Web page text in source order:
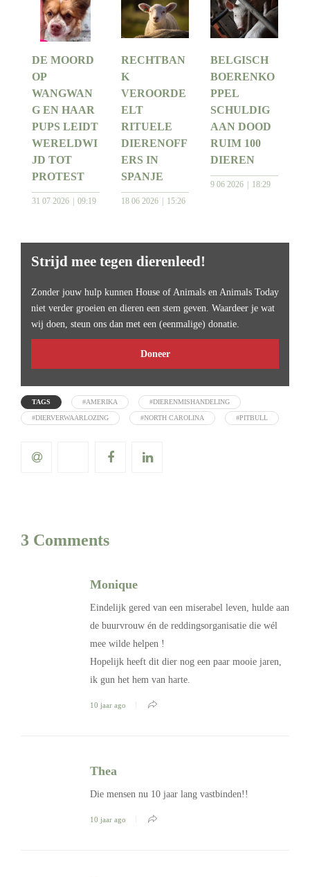
DE MOORD
OP
WANGWAN
G EN HAAR
PUPS LEIDT
WERELDWI
JD TOT
PROTEST
31 07 2026 09:19
RECHTBAN
K
VEROORDE
ELT
RITUELE
DIERENOFF
ERS IN
SPANJE
18 06 2026 15:26
BELGISCH
BOERENKO
PPEL
SCHULDIG
AAN DOOD
RUIM 100
DIEREN
9 06 2026 18:29
Strijd mee tegen dierenleed!
Zonder jouw hulp kunnen House of Animals en Animals Today
niet verder groeien en dieren een stem geven. Waardeer je wat
wij doen, steun ons dan met een (eenmalige) donatie.
Doneer
TAGS #AMERIKA #DIERENMISHANDELING
#DIERVERWAARLOZING #NORTH CAROLINA #PITBULL
3 Comments
Monique
Eindelijk gered van een miserabel leven, hulde aan
de buurvrouw én de reddingsorganisatie die wél
mee wilde helpen !
Hopelijk heeft dit dier nog een paar mooie jaren,
ik gun het hem van harte.
10 jaar ago
Thea
Die mensen nu 10 jaar lang vastbinden!!
10 jaar ago